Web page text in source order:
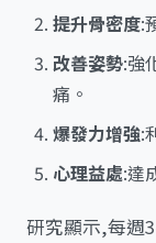
提升骨密度:
改善姿勢:強
痛。
爆發力增強:
心理益處:達
研究顯示,每週